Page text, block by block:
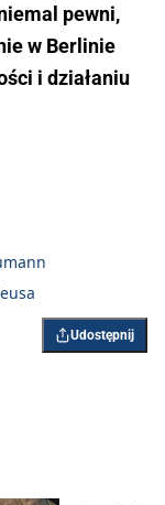
pewni,
w Berlinie
i działaniu
Udostępnij